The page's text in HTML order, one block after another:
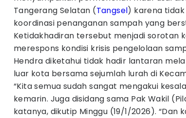
Tangerang Selatan (Tangsel) karena
koordinasi penanganan sampah yang
Ketidakhadiran tersebut menjadi sorotan
merespons kondisi krisis pengelolaan
Hendra diketahui tidak hadir lantaran
luar kota bersama sejumlah lurah di
“Kita semua sudah sangat mengakui
kemarin. Juga disidang sama Pak Wakil
katanya, dikutip Minggu (19/1/2026). “Dan